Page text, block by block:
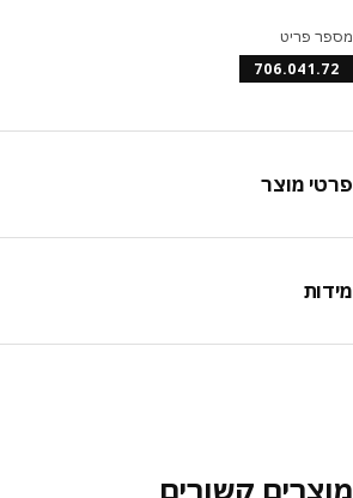
פריט
מוצר
קשורים